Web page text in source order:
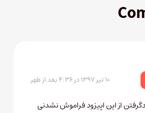
۱۰ تیر ۱۳۹۷ در ۴:۳۶ بعد از ظهر
از این اپیزود فراموش نشدنی